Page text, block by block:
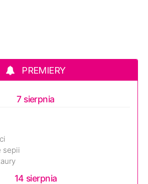
PREMIERY
7 sierpnia
sepii
14 sierpnia